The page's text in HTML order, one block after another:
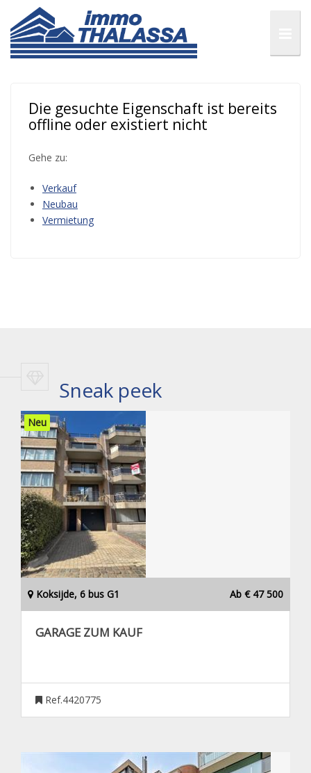
Die gesuchte Eigenschaft ist bereits
offline oder existiert nicht
Gehe zu:
Verkauf
Neubau
Vermietung
Sneak peek
Neu
Koksijde, 6 bus G1 Ab € 47 500
GARAGE ZUM KAUF
Ref.4420775